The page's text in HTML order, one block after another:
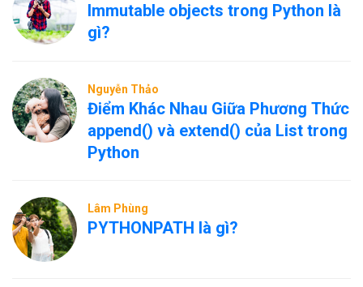
Immutable objects trong Python là
gì?
Nguyễn Thảo
Điểm Khác Nhau Giữa Phương Thức
append() và extend() của List trong
Python
Lâm Phùng
PYTHONPATH là gì?